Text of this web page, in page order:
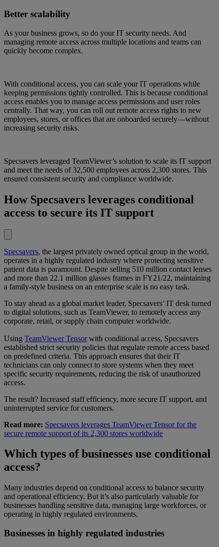
Better scalability
As your business grows, so do your IT security needs. And
managing remote access across multiple locations and teams can
quickly become complex.
With conditional access, you can scale your IT operations while
keeping permissions tightly controlled. This is because conditional
access enables you to manage access permissions and user roles
centrally. That way, you can roll out remote access rights to new
employees, stores, or offices that are onboarded securely—without
increasing security risks.
Specsavers leveraged TeamViewer’s solution to scale its IT support
and meet the needs of 32,500 employees across 2,300 stores. This
ensured consistent security and compliance worldwide.
How Specsavers leverages conditional
access to secure its IT support
Specsavers, the largest privately owned optical group in the world,
operates in a highly regulated industry where protecting sensitive
patient data is paramount. Despite selling 510 million contact lenses
and more than 22.1 million glasses frames in FY21/22, maintaining
a family-style business on an enterprise scale is no easy task.
To stay ahead as a global market leader, Specsavers’ IT desk turned
to digital solutions, such as TeamViewer, to remotely access any
corporate, retail, or supply chain computer worldwide.
Using TeamViewer Tensorwith conditional access, Specsavers
established strict security policies that regulate remote access based
on predefined criteria. This approach ensures that their IT
technicians can only connect to store systems when they meet
specific security requirements, reducing the risk of unauthorized
access.
The result? Increased staff efficiency, more secure IT support, and
uninterrupted service for customers.
Read more: Specsavers leverages TeamViewer Tensor for the
secure remote support of its 2,300 stores worldwide
Which types of businesses use conditional
access?
Many industries depend on conditional access to balance security
and operational efficiency. But it’s also particularly valuable for
businesses handling sensitive data, managing large workforces, or
operating in highly regulated environments.
Businesses in highly regulated industries